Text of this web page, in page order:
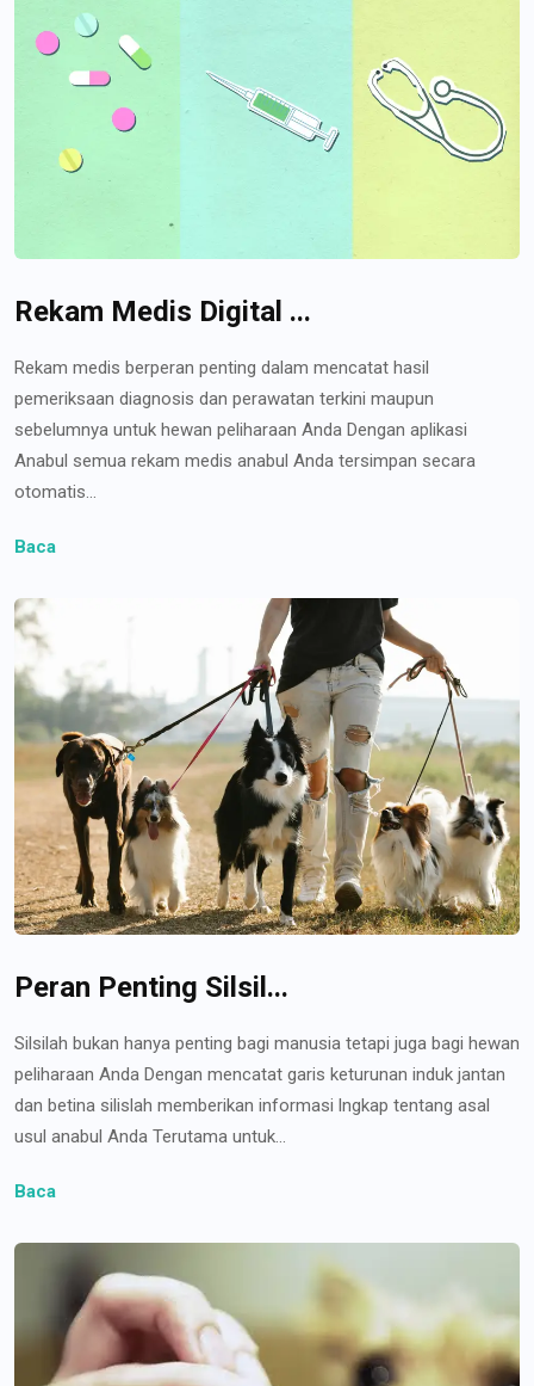
Rekam Medis Digital ...
Rekam medis berperan penting dalam mencatat hasil
pemeriksaan diagnosis dan perawatan terkini maupun
sebelumnya untuk hewan peliharaan Anda Dengan aplikasi
Anabul semua rekam medis anabul Anda tersimpan secara
otomatis...
Baca
Peran Penting Silsil...
Silsilah bukan hanya penting bagi manusia tetapi juga bagi hewan
peliharaan Anda Dengan mencatat garis keturunan induk jantan
dan betina silislah memberikan informasi lngkap tentang asal
usul anabul Anda Terutama untuk...
Baca